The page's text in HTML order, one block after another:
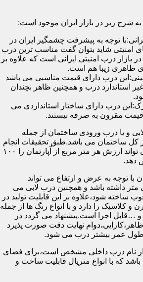
زیر در بازار ایران موجود است:
توجه به پیشرفت چشمگیر ایران در
امنیتی شاید بتوان گفت مناسب ترین درب
درب امنیتی ایرانی است که علاوه بر
ظاهری زیبا هم است.
درب دارای قیمت مناسبی می باشد
استاندارد درب و همچنین ظاهر نچندان
درب دارای ساختار استانداردی می
قیمت مقرون به صرفه نیستند.
و یا درب ورودی ساختمان از جمله
کل ساختمان می باشد.طبق تحقیقات انجام
شده،درب لابی لوکس می تواند ارزش هر متر مربع از آپارتمان را ۱۰۰
با توجه به عرض و ارتفاع می تواند
۵ تا ۷ سانتی متر داشته باشد و همچنین درب لابی می
ساخته شود،علاوه بر این قابلیت تولید در
و کلاسیک را دارد و با انواع رنگ ها از جمله
…قابل اجرا است.پیشنهاد می گردد در
ظاهر،کارایی،دوام نهایت دقت صورت پذیرد
طول عمر بیشتر درب می شود.
از نام درب داخلی مشخص است،برای فضای
که با انواع متریال قابلیت ساخت و